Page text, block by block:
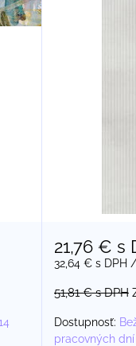
21,76 € s
32,64 € s DPH
51,81 €s DPH
Dostupnosť:
pracovných dní